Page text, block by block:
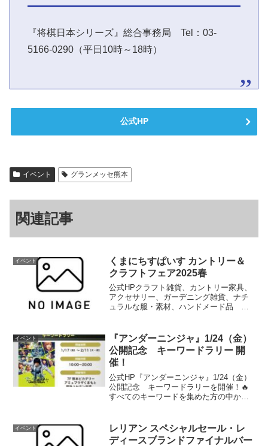
『将棋日本シリーズ』総合事務局 Tel：03-
5166-0290（平日10時～18時）
公式HP
イベント グランメッセ熊本
関連記事
イベント
くまにちすぱいす カントリー＆
クラフトフェア2025春
公式HPクラフト雑貨、カントリー家具、
アクセサリー、ガーデニング雑貨、ナチ
ュラルな服・素材、ハンドメード品
リーショップと上田珈琲さんのコラボ
「ベーカリーマルシェ＆カフ...
イベント
『アンダーニンジャ』1/24（金）
公開記念 キーワードラリー 開
催！
公式HP『アンダーニンジャ』1/24（金）
公開記念 キーワードラリーを開催！🔥
すべてのキーワードを集めた方の中から
1/17（金）～2/11（火・祝） 【開催時
間】10:00...
イベント
レリアン スペシャルセール・レ
ディースブランドファイナルバー